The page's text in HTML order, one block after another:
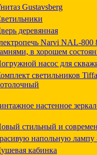
Gustavsberg
деревянная
Narvi NAL-800
в хорошем
насос для
светильников
настенное
стильный и
напольную лампу
кабинка